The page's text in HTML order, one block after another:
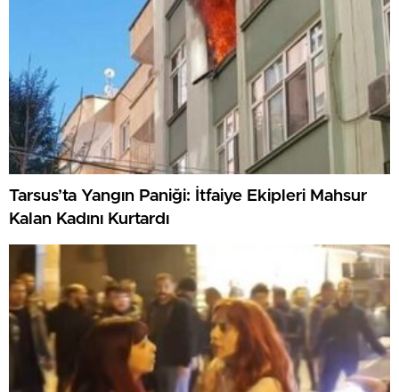
Tarsus’ta Yangın Paniği: İtfaiye Ekipleri Mahsur
Kalan Kadını Kurtardı